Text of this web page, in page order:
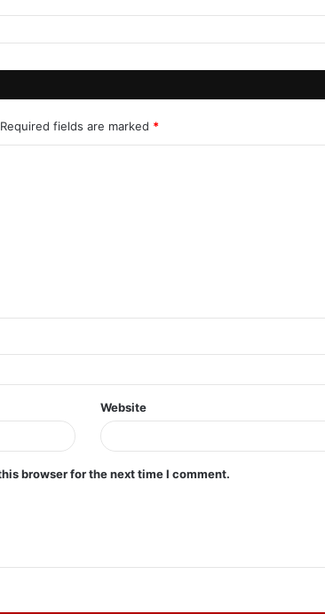
Required fields are marked *
Website
browser for the next time I comment.